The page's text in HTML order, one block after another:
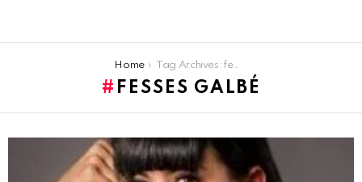
Home Tag Archives: fesses galbé
FESSES GALBÉ
STORIES